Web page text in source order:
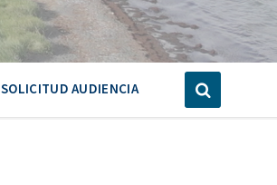
SOLICITUD AUDIENCIA